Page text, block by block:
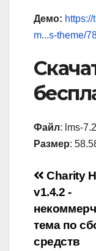
Демо:
m...s-theme/
Файл: lms-
Размер:
по
Charity
v1.4.2 -
тема по
средств